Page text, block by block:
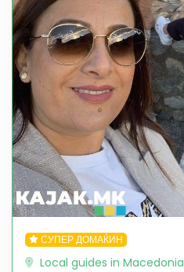
СУПЕР ДОМАЌИН
Local guides in Macedonia